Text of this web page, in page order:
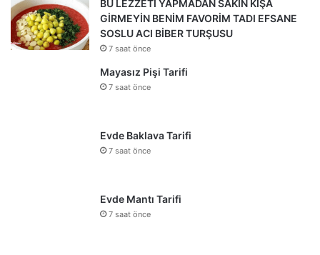
BU LEZZETİ YAPMADAN SAKIN KIŞA
GİRMEYİN BENİM FAVORİM TADI EFSANE
SOSLU ACI BİBER TURŞUSU
7 saat önce
Mayasız Pişi Tarifi
7 saat önce
Evde Baklava Tarifi
7 saat önce
Evde Mantı Tarifi
7 saat önce